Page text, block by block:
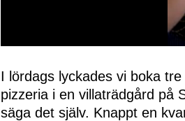
of
50
secondsVolume
0%
I lördags lyckades vi boka
pizzeria i en villaträdgård på
säga det själv. Knappt en